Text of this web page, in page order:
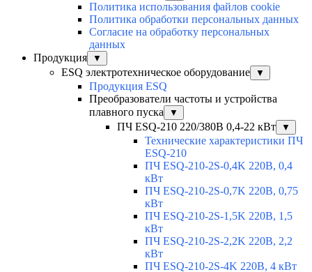
Политика использования файлов cookie
Политика обработки персональных данных
Согласие на обработку персональных
данных
Продукция
▼
ESQ электротехническое оборудование ▼
Продукция ESQ
Преобразователи частоты и устройства
плавного пуска
▼
ПЧ ESQ-210 220/380В 0,4-22 кВт ▼
Технические характеристики ПЧ
ESQ-210
ПЧ ESQ-210-2S-0,4K 220В, 0,4
кВт
ПЧ ESQ-210-2S-0,7K 220В, 0,75
кВт
ПЧ ESQ-210-2S-1,5K 220В, 1,5
кВт
ПЧ ESQ-210-2S-2,2K 220В, 2,2
кВт
ПЧ ESQ-210-2S-4K 220В, 4 кВт